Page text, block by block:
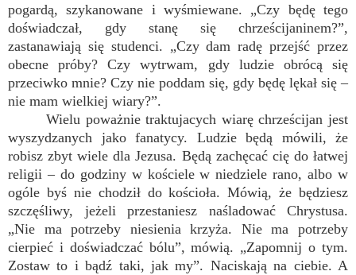
pogardą, szykanowane i wyśmiewane. „Czy będę tego
doświadczał, gdy stanę się chrześcijaninem?”,
zastanawiają się studenci. „Czy dam radę przejść przez
obecne próby? Czy wytrwam, gdy ludzie obrócą się
przeciwko mnie? Czy nie poddam się, gdy będę lękał się –
nie mam wielkiej wiary?”.
Wielu poważnie traktujacych wiarę chrześcijan jest
wyszydzanych jako fanatycy. Ludzie będą mówili, że
robisz zbyt wiele dla Jezusa. Będą zachęcać cię do łatwej
religii – do godziny w kościele w niedziele rano, albo w
ogóle byś nie chodził do kościoła. Mówią, że będziesz
szczęśliwy, jeżeli przestaniesz naśladować Chrystusa.
„Nie ma potrzeby niesienia krzyża. Nie ma potrzeby
cierpieć i doświadczać bólu”, mówią. „Zapomnij o tym.
Zostaw to i bądź taki, jak my”. Naciskają na ciebie. A